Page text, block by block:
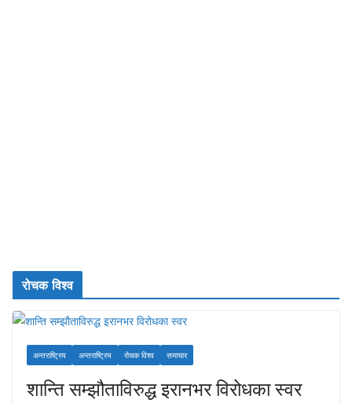
रोचक विश्व
अन्तराष्ट्रिय अन्तराष्ट्रिय रोचक विश्व समाचार
शान्ति सम्झौताविरुद्ध इरानभर विरोधका स्वर